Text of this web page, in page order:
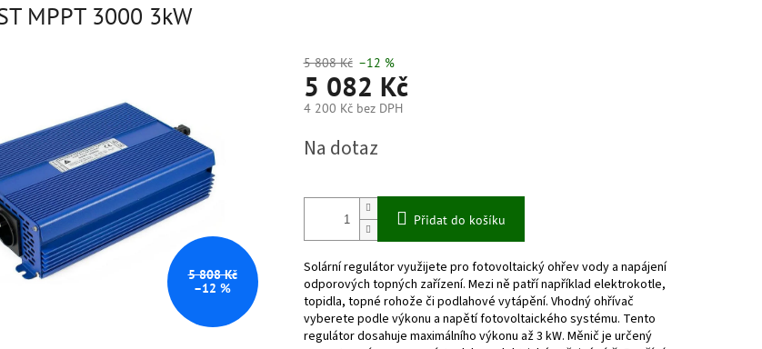
MPPT 3000 3kW
5 808 Kč
–12 %
5 808 Kč –12 %
5 082 Kč
4 200 Kč bez DPH
cena:
Na dotaz
Přidat do košíku
Solární regulátor využijete pro fotovoltaický ohřev vody a napájení
odporových topných zařízení. Mezi ně patří například elektrokotle,
topidla, topné rohože či podlahové vytápění. Vhodný ohřívač
vyberete podle výkonu a napětí fotovoltaického systému. Tento
regulátor dosahuje maximálního výkonu až 3 kW. Měnič je určený